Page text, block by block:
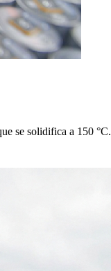
se solidifica a 150 °C.